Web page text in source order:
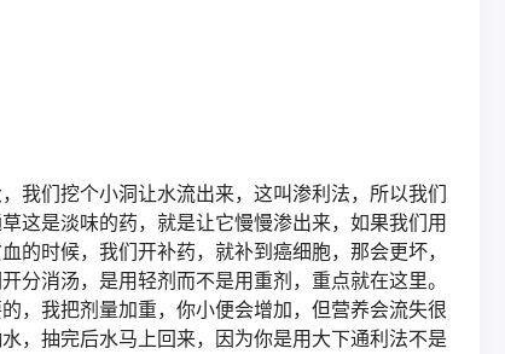
我们挖个小洞让水流出来，这叫渗利法，所以我们
这是淡味的药，就是让它慢慢渗出来，如果我们用
的时候，我们开补药，就补到癌细胞，那会更坏，
分消汤，是用轻剂而不是用重剂，重点就在这里。
，我把剂量加重，你小便会增加，但营养会流失很
，抽完后水马上回来，因为你是用大下通利法不是